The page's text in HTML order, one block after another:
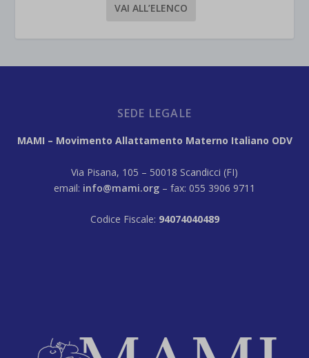
VAI ALL’ELENCO
SEDE LEGALE
MAMI – Movimento Allattamento Materno Italiano ODV
Via Pisana, 105 – 50018 Scandicci (FI)
email: info@mami.org – fax: 055 3906 9711
Codice Fiscale: 94074040489